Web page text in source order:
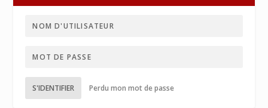
S'IDENTIFIER Perdu mon mot de passe